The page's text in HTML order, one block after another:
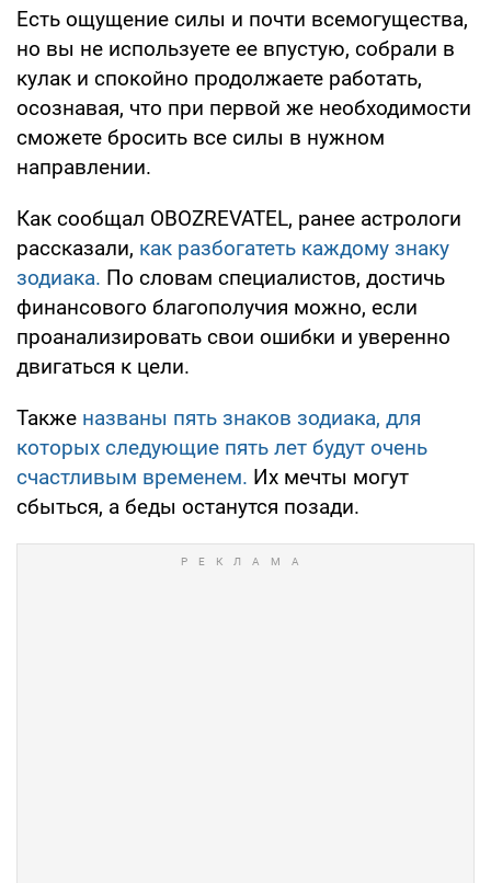
Есть ощущение силы и почти всемогущества,
но вы не используете ее впустую, собрали в
кулак и спокойно продолжаете работать,
осознавая, что при первой же необходимости
сможете бросить все силы в нужном
направлении.
Как сообщал OBOZREVATEL, ранее астрологи
рассказали, как разбогатеть каждому знаку
зодиака. По словам специалистов, достичь
финансового благополучия можно, если
проанализировать свои ошибки и уверенно
двигаться к цели.
Также названы пять знаков зодиака, для
которых следующие пять лет будут очень
счастливым временем. Их мечты могут
сбыться, а беды останутся позади.